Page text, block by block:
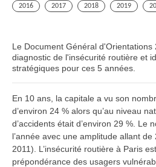
2016
2017 2018 2019
Le Document Général d'Orientations
diagnostic de l'insécurité routière et
stratégiques pour ces 5 années.
En 10 ans, la capitale a vu son
d’environ 24 % alors qu’au niveau
d’accidents était d’environ 29 %. Le
l’année avec une amplitude allant
2011). L’insécurité routière à Paris
prépondérance des usagers